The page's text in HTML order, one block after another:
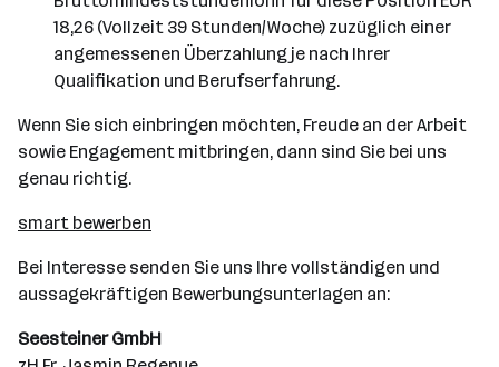
18,26 (Vollzeit 39 Stunden/Woche) zuzüglich einer
angemessenen Überzahlung je nach Ihrer
Qualifikation und Berufserfahrung.
Wenn Sie sich einbringen möchten, Freude an der Arbeit
sowie Engagement mitbringen, dann sind Sie bei uns
genau richtig.
smart bewerben
Bei Interesse senden Sie uns Ihre vollständigen und
aussagekräftigen Bewerbungsunterlagen an:
Seesteiner GmbH